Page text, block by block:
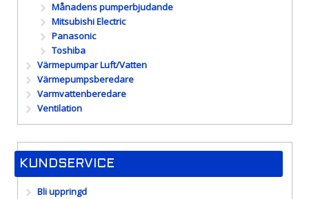
Månadens pumperbjudande
Mitsubishi Electric
Panasonic
Toshiba
Värmepumpar Luft/Vatten
Värmepumpsberedare
Varmvattenberedare
Ventilation
KUNDSERVICE
Bli uppringd